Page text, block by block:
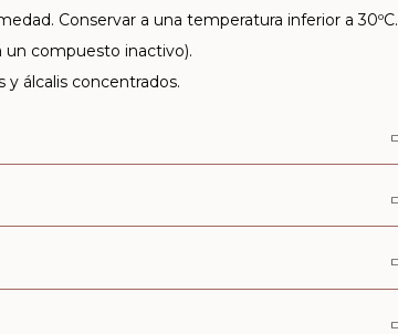
Conservar a una temperatura inferior a 30ºC.
un compuesto inactivo).
álcalis concentrados.